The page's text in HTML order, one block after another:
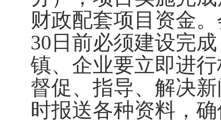
财政配套项目资金
30日前必须建设完
镇、企业要立即进
督促、指导、解决
时报送各种资料，